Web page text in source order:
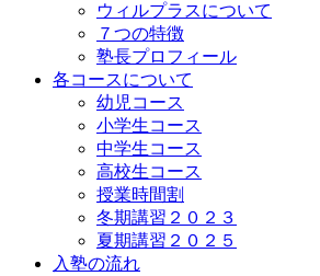
ウィルプラスについて
７つの特徴
塾長プロフィール
各コースについて
幼児コース
小学生コース
中学生コース
高校生コース
授業時間割
冬期講習２０２３
夏期講習２０２５
入塾の流れ